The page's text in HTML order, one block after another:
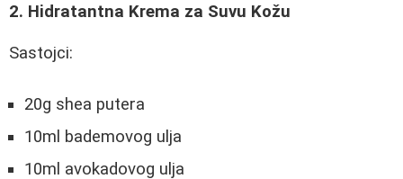
2. Hidratantna Krema za Suvu Kožu
Sastojci:
20g shea putera
10ml bademovog ulja
10ml avokadovog ulja